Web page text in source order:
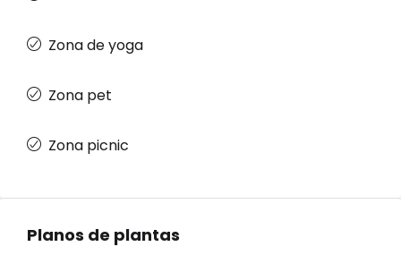
Zona de yoga
Zona pet
Zona picnic
Planos de plantas